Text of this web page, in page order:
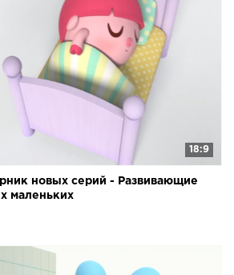
18:9
новых серий - Развивающие
маленьких